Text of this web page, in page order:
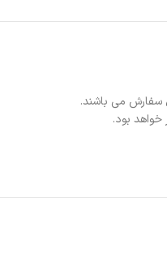
سفارش می باشند.